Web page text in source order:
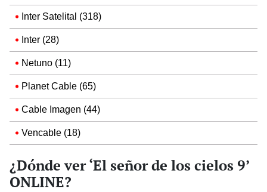
Inter Satelital (318)
Inter (28)
Netuno (11)
Planet Cable (65)
Cable Imagen (44)
Vencable (18)
¿Dónde ver ‘El señor de los cielos 9’
ONLINE?